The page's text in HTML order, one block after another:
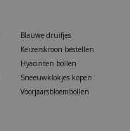
Blauwe druifjes
Keizerskroon bestellen
Hyacinten bollen
Sneeuwklokjes kopen
Voorjaarsbloembollen